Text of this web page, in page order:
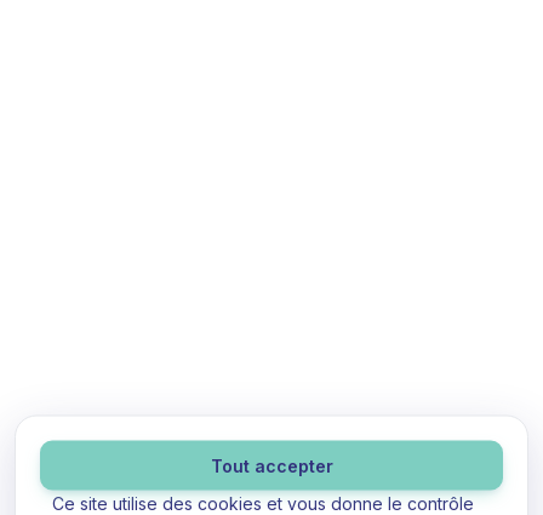
Ce site utilise des cookies et vous donne le contrôle
Tout accepter